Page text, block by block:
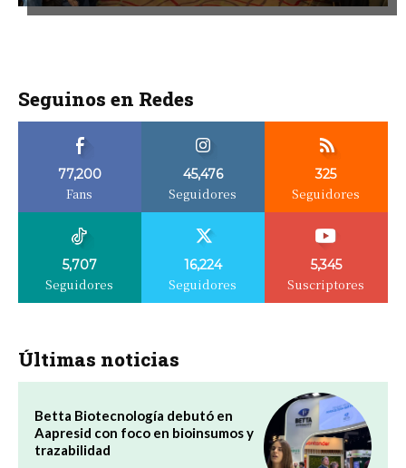
Seguinos en Redes
77,200
Fans
45,476
Seguidores
325
Seguidores
5,707
Seguidores
16,224
Seguidores
5,345
Suscriptores
Últimas noticias
Betta Biotecnología debutó en
Aapresid con foco en bioinsumos y
trazabilidad